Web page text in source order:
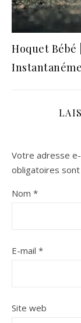
Hoquet Bébé
Votre adresse
obligatoires
Nom *
E-mail *
Site web